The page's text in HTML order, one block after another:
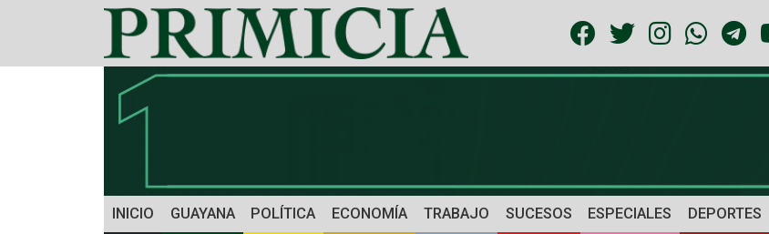
INICIO GUAYANA POLÍTICA ECONOMÍA TRABAJO SUCESOS ESPECIALES DEPORTES